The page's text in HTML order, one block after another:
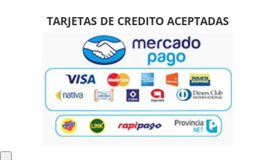
TARJETAS DE CREDITO ACEPTADAS